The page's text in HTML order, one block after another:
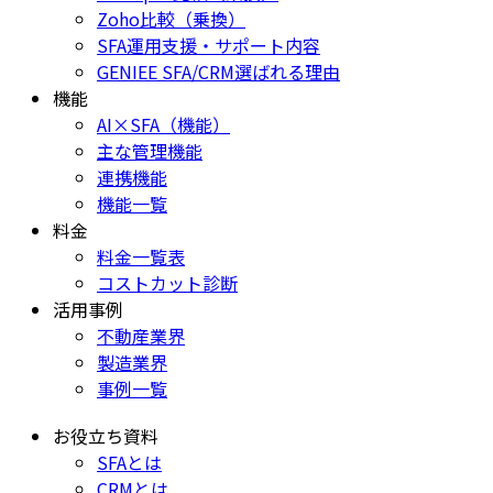
Zoho比較（乗換）
SFA運用支援・サポート内容
GENIEE SFA/CRM選ばれる理由
機能
AI×SFA（機能）
主な管理機能
連携機能
機能一覧
料金
料金一覧表
コストカット診断
活用事例
不動産業界
製造業界
事例一覧
お役立ち資料
SFAとは